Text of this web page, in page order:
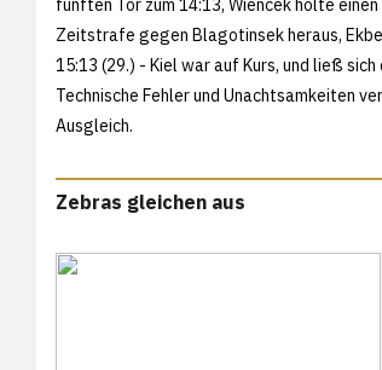
Zeitstrafe gegen Blagotinsek heraus,
15:13 (29.) - Kiel war auf Kurs, und ließ
Technische Fehler und Unachtsamkeiten
Ausgleich.
Zebras gleichen aus